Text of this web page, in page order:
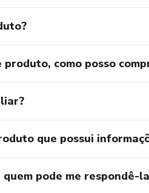
como posso
que possui
pode me respondê-